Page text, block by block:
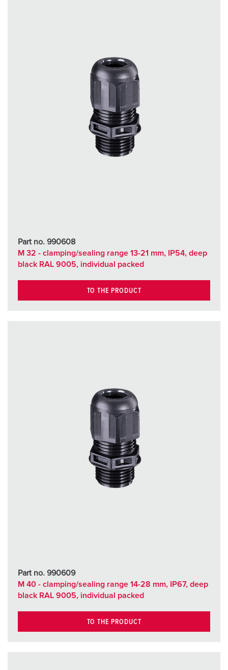
Part no. 990608
M 32 - clamping/sealing range 13-21 mm, IP54, deep
black RAL 9005, individual packed
TO THE PRODUCT
Part no. 990609
M 40 - clamping/sealing range 14-28 mm, IP67, deep
black RAL 9005, individual packed
TO THE PRODUCT